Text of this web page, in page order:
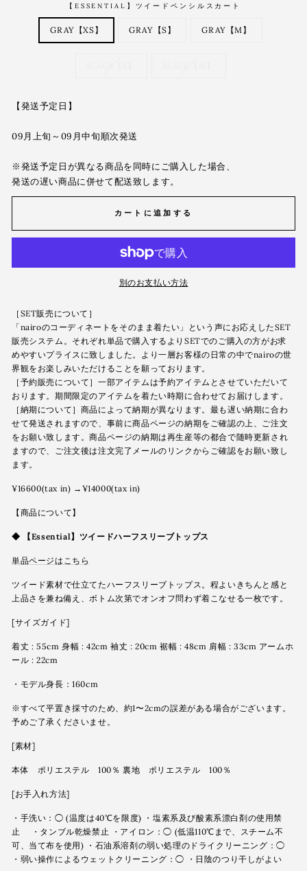
【ESSENTIAL】ツイードペンシルスカート
GRAY【XS】 GRAY【S】 GRAY【M】
【発送予定日】
09月上旬～09月中旬順次発送
※発送予定日が異なる商品を同時にご購入した場合、
発送の遅い商品に併せて配送致します。
カートに追加する
別のお支払い方法
［SET販売について］
「nairoのコーディネートをそのまま着たい」という声にお応えしたSET
販売システム。それぞれ単品で購入するよりSETでのご購入の方がお求
めやすいプライスに致しました。より一層お客様の日常の中でnairoの世
界観をお楽しみいただけることを願っております。
［予約販売について］一部アイテムは予約アイテムとさせていただいて
おります。期間限定のアイテムを着たい時期に合わせてお届けします。
［納期について］商品によって納期が異なります。最も遅い納期に合わ
せて発送されますので、事前に商品ページの納期をご確認の上、ご注文
をお願い致します。商品ページの納期は再生産等の都合で随時更新され
ますので、ご注文後は注文完了メールのリンクからご確認をお願い致し
ます。
¥16600(tax in) →¥14000(tax in)
【商品について】
◆ 【Essential】ツイードハーフスリーブトップス
単品ページはこちら
ツイード素材で仕立てたハーフスリーブトップス。程よいきちんと感と
上品さを兼ね備え、ボトム次第でオンオフ問わず着こなせる一枚です。
[サイズガイド]
着丈 : 55cm 身幅 : 42cm 袖丈 : 20cm 裾幅 : 48cm 肩幅 : 33cm アームホ
ール : 22cm
・モデル身長：160cm
※すべて平置き採寸のため、約1〜2cmの誤差がある場合がございます。
予めご了承くださいませ。
[素材]
本体 ポリエステル 100％ 裏地 ポリエステル 100％
[お手入れ方法]
・手洗い：◯ (温度は40℃を限度) ・塩素系及び酸素系漂白剤の使用禁
止 ・タンブル乾燥禁止 ・アイロン：◯ (低温110℃まで、スチーム不
可、当て布を使用) ・石油系溶剤の弱い処理のドライクリーニング：◯
・弱い操作によるウェットクリーニング：◯ ・日陰のつり干しがよい